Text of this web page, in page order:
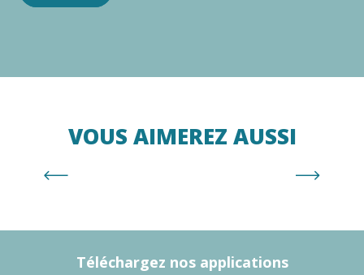
VOUS AIMEREZ AUSSI
Téléchargez nos applications